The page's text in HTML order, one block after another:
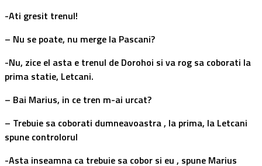
-Ati gresit trenul!
– Nu se poate, nu merge la Pascani?
-Nu, zice el asta e trenul de Dorohoi si va rog sa coborati la
prima statie, Letcani.
– Bai Marius, in ce tren m-ai urcat?
– Trebuie sa coborati dumneavoastra , la prima, la Letcani
spune controlorul
-Asta inseamna ca trebuie sa cobor si eu , spune Marius